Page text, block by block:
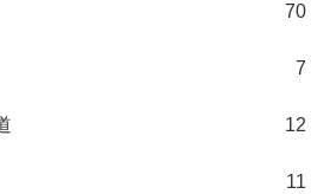
70
7
12
11